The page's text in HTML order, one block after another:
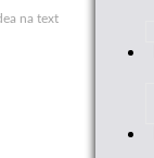
na text